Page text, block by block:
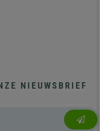
NIEUWSBRIEF